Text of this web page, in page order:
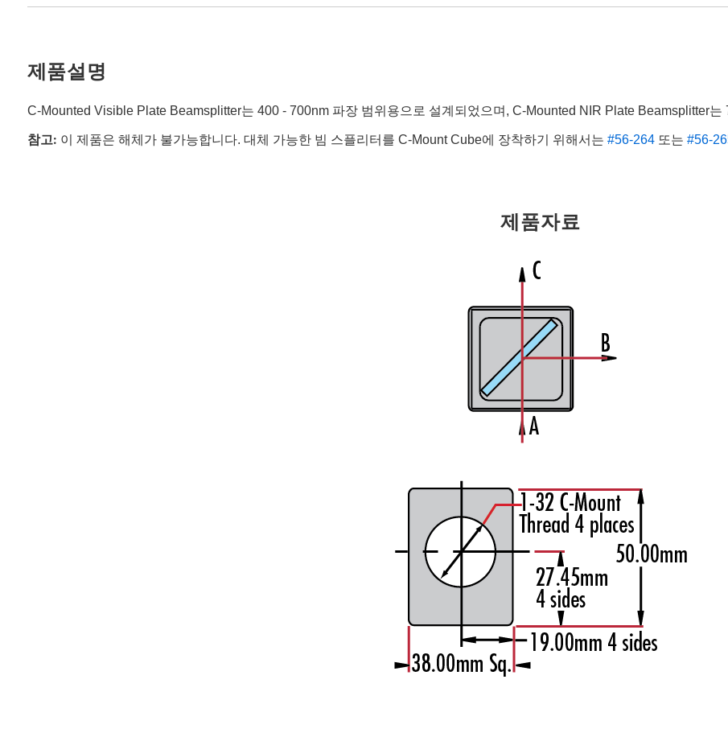
제품설명
C-Mounted Visible Plate Beamsplitter는 400 - 700nm 파장 범위용으로 설계되었으며, C-Mounted NIR Plate Beamsplitter
참고: 이 제품은 해체가 불가능합니다. 대체 가능한 빔 스플리터를 C-Mount Cube에 장착하기 위해서는 #56-264또는 #56-
제품자료